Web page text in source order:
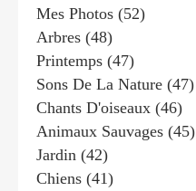
Mes Photos (52)
Arbres (48)
Printemps (47)
Sons De La Nature (47)
Chants D'oiseaux (46)
Animaux Sauvages (45)
Jardin (42)
Chiens (41)